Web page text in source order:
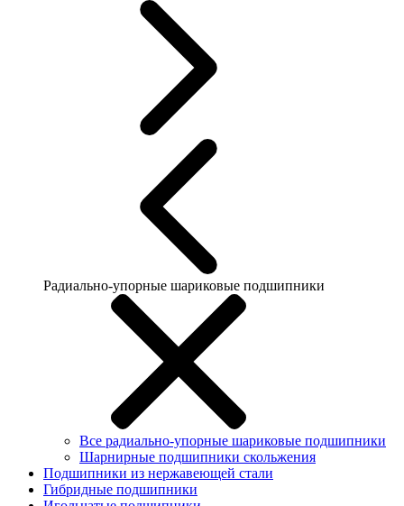
Радиально-упорные шариковые подшипники
Все радиально-упорные шариковые подшипники
Шарнирные подшипники скольжения
Подшипники из нержавеющей стали
Гибридные подшипники